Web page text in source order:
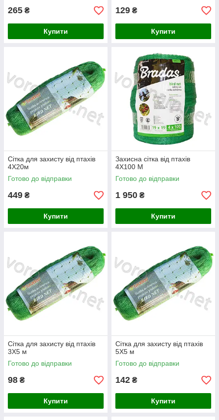
265 ₴
Купити
129 ₴
Купити
Сітка для захисту від птахів
4Х20м
Готово до відправки
449 ₴
Купити
Захисна сітка від птахів
4Х100 М
Готово до відправки
1 950 ₴
Купити
Сітка для захисту від птахів
3Х5 м
Готово до відправки
98 ₴
Купити
Сітка для захисту від птахів
5Х5 м
Готово до відправки
142 ₴
Купити